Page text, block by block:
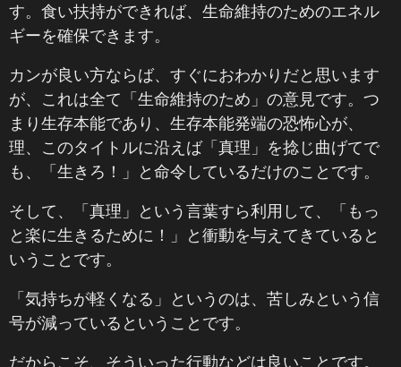
す。食い扶持ができれば、生命維持のためのエネル
ギーを確保できます。
カンが良い方ならば、すぐにおわかりだと思います
が、これは全て「生命維持のため」の意見です。つ
まり生存本能であり、生存本能発端の恐怖心が、
理、このタイトルに沿えば「真理」を捻じ曲げてで
も、「生きろ！」と命令しているだけのことです。
そして、「真理」という言葉すら利用して、「もっ
と楽に生きるために！」と衝動を与えてきていると
いうことです。
「気持ちが軽くなる」というのは、苦しみという信
号が減っているということです。
だからこそ、そういった行動などは良いことです。